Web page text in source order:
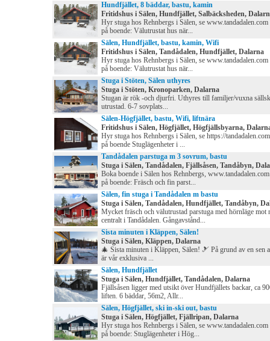
Hundfjället, 8 bäddar, bastu, kamin
Fritidshus i Sälen, Hundfjället, Salbäcksheden,
Hyr stuga hos Rehnbergs i Sälen, se www.tandadalen.com
på boende: Välutrustat hus när...
Sälen, Hundfjället, bastu, kamin, Wifi
Fritidshus i Sälen, Tandådalen, Hundfjället, Dalarna
Hyr stuga hos Rehnbergs i Sälen, se www.tandadalen.com
på boende: Välutrustat hus när...
Stuga i Stöten, Sälen uthyres
Stuga i Stöten, Kronoparken, Dalarna
Stugan är rök -och djurfri. Uthyres till familjer/vuxna
utrustad. 6-7 sovplats...
Sälen-Högfjället, bastu, Wifi, liftnära
Fritidshus i Sälen, Högfjället, Högfjällsbyarna,
Hyr stuga hos Rehnbergs i Sälen, se https://
på boende Stuglägenheter i ...
Tandådalen parstuga m 3 sovrum, bastu
Stuga i Sälen, Tandådalen, Fjällsåsen, Tandåbyn,
Boka boende i Sälen hos Rehnbergs,
på boende: Fräsch och fin parst...
Sälen, fin stuga i Tandådalen m bastu
Stuga i Sälen, Tandådalen, Hundfjället, Tandåbyn,
Mycket fräsch och välutrustad parstuga med hörnläge mot
centralt i Tandådalen. Gångavstånd...
Sista minuten i Kläppen, Sälen!
Stuga i Sälen, Kläppen, Dalarna
🎄 Sista minuten i Kläppen, Sälen! 🎿 På grund av en sen
är vår exklusiva ...
Sälen, Hundfjället
Stuga i Sälen, Hundfjället, Tandådalen, Dalarna
Fjällsåsen ligger med utsikt över Hundfjällets backar, ca
liften. 6 bäddar, 56m2, Allr...
Sälen, Högfjället, ski in-ski out, bastu
Stuga i Sälen, Högfjället, Fjällripan, Dalarna
Hyr stuga hos Rehnbergs i Sälen, se www.tandadalen.com
på boende: Stuglägenheter i Hög...